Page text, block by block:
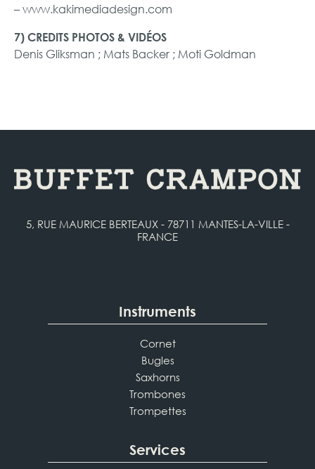
– www.kakimediadesign.com
7) CREDITS PHOTOS & VIDÉOS
Denis Gliksman ; Mats Backer ; Moti Goldman
5, RUE MAURICE BERTEAUX - 78711 MANTES-LA-VILLE -
FRANCE
Instruments
Cornet
Bugles
Saxhorns
Trombones
Trompettes
Services